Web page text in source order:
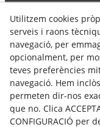
Utilitzem cookies
serveis i raons
navegació, per
opcionalment, per
teves preferències
navegació. Hem
permeten dir-nos
que no. Clica
CONFIGURACIÓ per